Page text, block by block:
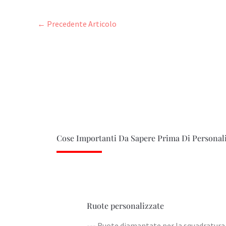
← Precedente Articolo
Cose Importanti Da Sapere Prima Di
Ruote personalizzate